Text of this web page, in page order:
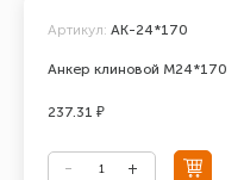
Анкер клиновой М24*170
Артикул: АК-24*170
237.31 ₽